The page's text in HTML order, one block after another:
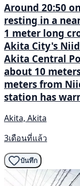
Around 20:50
resting in a
1 meter long
Akita City's
Akita Central
about 10
meters from
station has
Akita, Akita
3เดือนที่แล้ว
บันทึก